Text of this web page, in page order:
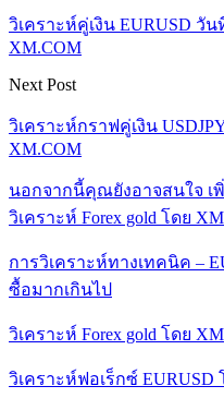
วิเคราะห์คู่เงิน EURUSD วั
XM.COM
Next Post
วิเคราะห์กราฟคู่เงิน
XM.COM
นอกจากนี้คุณยังอาจสนใจ เ
วิเคราะห์ Forex gold โดย XM
การวิเคราะห์ทางเทคนิค –
ซื้อมากเกินไป
วิเคราะห์ Forex gold โดย XM
วิเคราะห์ฟอเร็กซ์ EURUSD